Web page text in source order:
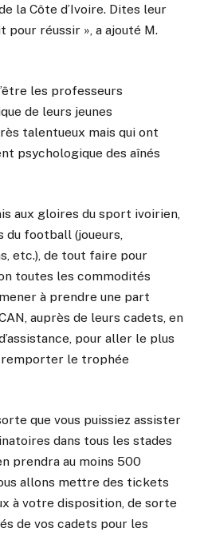
la Côte d’Ivoire. Dites leur
pour réussir », a ajouté M.
les professeurs
de leurs jeunes
talentueux mais qui ont
psychologique des aînés
aux gloires du sport ivoirien,
du football (joueurs,
etc.), de tout faire pour
toutes les commodités
à prendre une part
auprès de leurs cadets, en
pour aller le plus
le trophée
que vous puissiez assister
dans tous les stades
prendra au moins 500
allons mettre des tickets
à votre disposition, de sorte
de vos cadets pour les